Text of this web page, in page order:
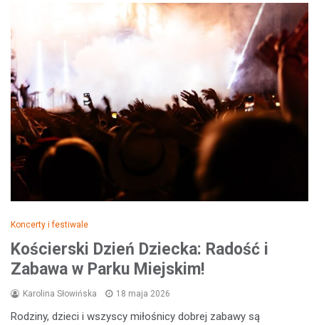
Koncerty i festiwale
Kościerski Dzień Dziecka: Radość i
Zabawa w Parku Miejskim!
Karolina Słowińska 18 maja 2026
Rodziny, dzieci i wszyscy miłośnicy dobrej zabawy są